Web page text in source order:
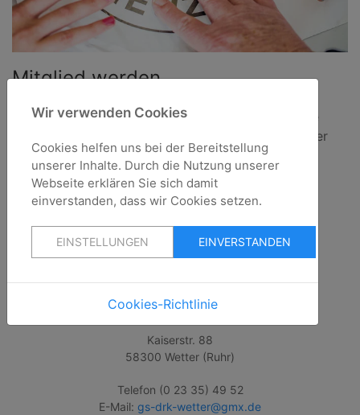
Mitglied werden
Mit Ihrem Mitgliedsbeitrag unterstützen Sie unsere
Arbeit und ermöglichen das Engagement freiwilliger
Helfer.
Weiterlesen
DRK-Ortsverein Wetter (Ruhr) e.V.
Kaiserstr. 88
58300 Wetter (Ruhr)
Telefon (0 23 35) 49 52
E-Mail: gs-drk-wetter@gmx.de
Wir verwenden Cookies
Cookies helfen uns bei der Bereitstellung
unserer Inhalte. Durch die Nutzung unserer
Webseite erklären Sie sich damit
einverstanden, dass wir Cookies setzen.
EINSTELLUNGEN EINVERSTANDEN
Cookies-Richtlinie